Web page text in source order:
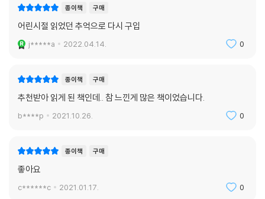
물론 마음씨 나쁜 이들도 존재한다. 그러나 이들은 참된 농민이 아니다. 이
작품에 등장하는 숙부 일가가 그 예이다. 이런 인간들은 땅을 멀리하고 무
언가 다른 삶의 방식에 의지해서 자기를 엉망으로 만드는 인간들로 참된
최후에 악인들은 자멸의 길을 걸어간다. 이런 여러 농민들의 생활과 농민
들의 인간애를 펄 벅은 오랜 중국생활로 잘 알고 있었다. 펄 벅의 머릿속에
일가의 이야기로 태어났으며, 마침내 중국농민의 운명을 그리는 웅혼한 불
혁명 격동기, 인간의 고뇌〈아들들〉
‘대지’에서 태어나, ‘대지’와 함께 죽은 아버지 왕룽의 농민혼은 대지에서
종이책 구매
어린시절 읽었던 추억으로 다시 구입
j*****a 2022.04.14. 0
종이책 구매
추천받아 읽게 된 책인데.. 참 느낀게 많은 책이었습니다.
b****p 2021.10.26. 0
종이책 구매
좋아요
c******c 2021.01.17. 0